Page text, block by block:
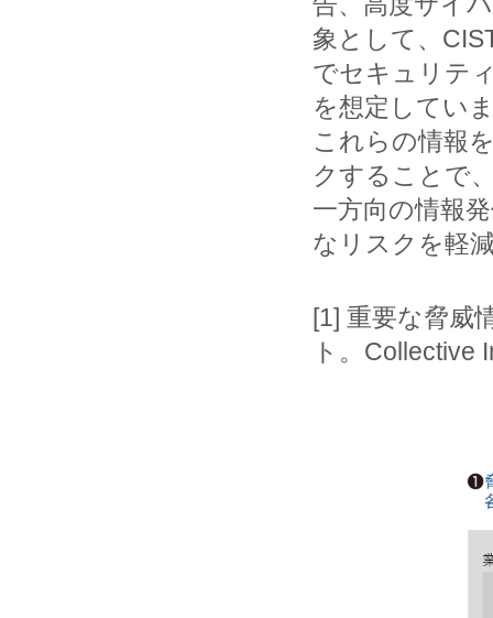
象として、
でセキュリテ
を想定してい
これらの情報
クすることで
一方向の情報
なリスクを軽
[1] 重要な脅威
ト。Collective